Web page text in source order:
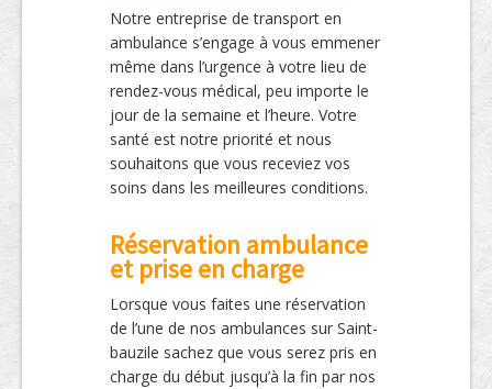
Notre entreprise de transport en
ambulance s’engage à vous emmener
même dans l’urgence à votre lieu de
rendez-vous médical, peu importe le
jour de la semaine et l’heure. Votre
santé est notre priorité et nous
souhaitons que vous receviez vos
soins dans les meilleures conditions.
Réservation ambulance
et prise en charge
Lorsque vous faites une réservation
de l’une de nos ambulances sur Saint-
bauzile sachez que vous serez pris en
charge du début jusqu’à la fin par nos